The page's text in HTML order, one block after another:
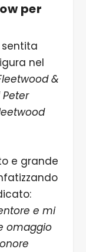
per
nel
&
e grande
e mi
omaggio